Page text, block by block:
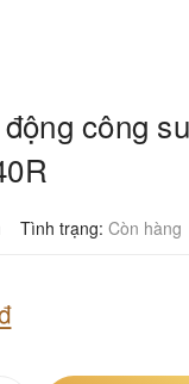
công
Tình trạng: Còn hàng